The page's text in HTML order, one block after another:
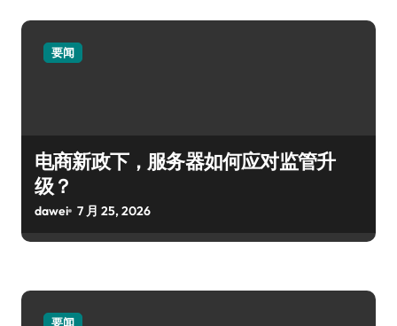
要闻
电商新政下，服务器如何应对监管升
级？
dawei 7 月 25, 2026
要闻